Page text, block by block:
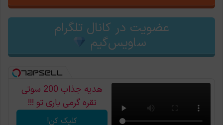
عضویت در کانال تلگرام
ساویس‌گیم
هدیه جذاب 200 سوتی
نقره گرمی باری تو !!!
کلیک کن!